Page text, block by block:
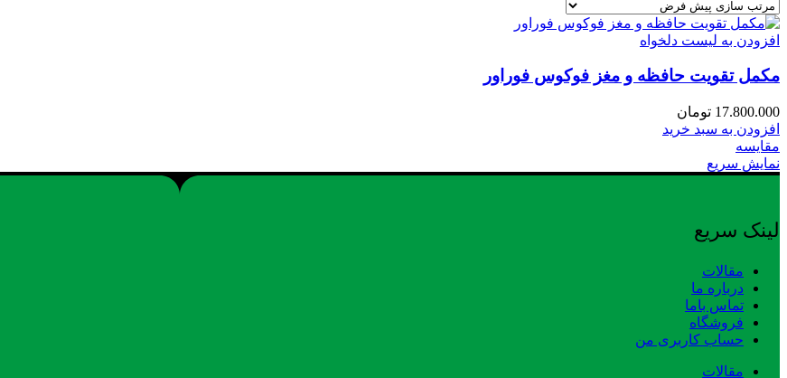
افزودن به لیست دلخواه
مکمل تقویت حافظه و مغز فوکوس فوراور
17.800.000 تومان
افزودن به سبد خرید
مقایسه
نمایش سریع
لینک سریع
مقالات
درباره ما
تماس باما
فروشگاه
حساب کاربری من
مقالات